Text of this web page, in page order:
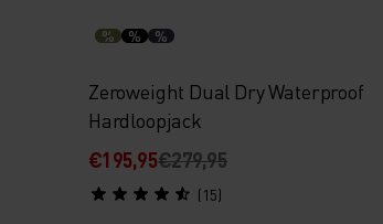
% % %
Zeroweight Dual Dry Waterproof
Hardloopjack
€195,95€279,95
(15)